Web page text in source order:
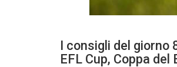
I consigli del giorno
EFL Cup, Coppa